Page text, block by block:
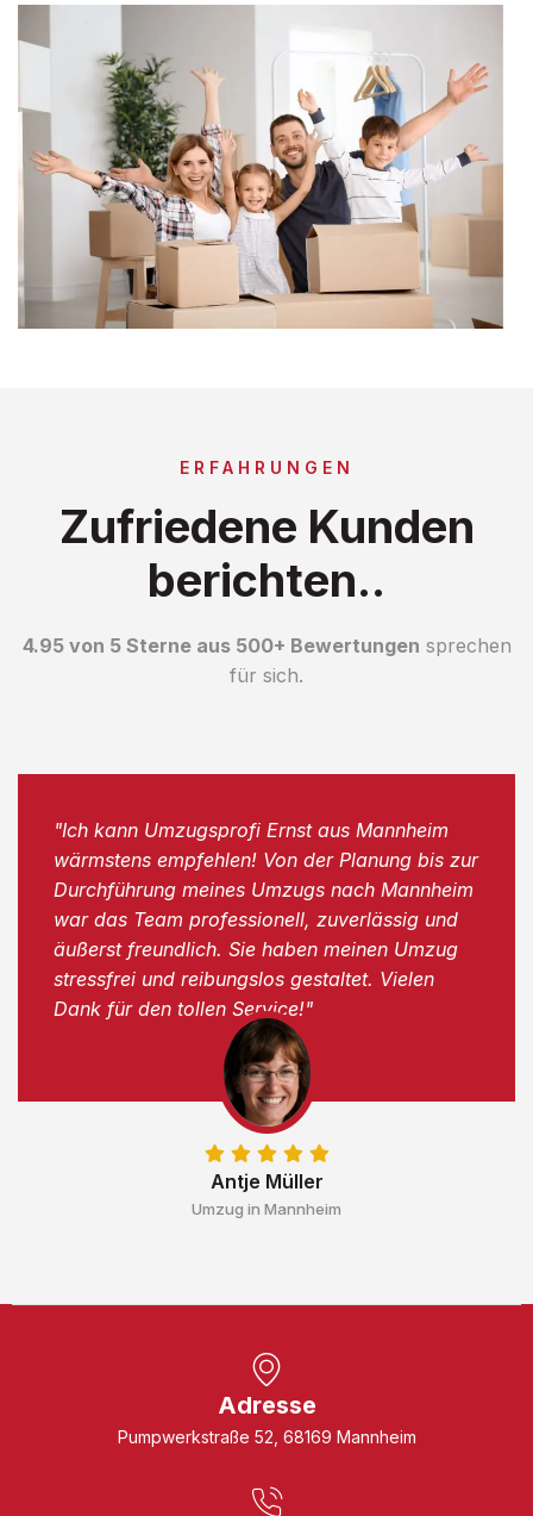
ERFAHRUNGEN
Zufriedene Kunden
berichten..
4.95 von 5 Sterne aus 500+ Bewertungen sprechen
für sich.
Antje Müller
Umzug in Mannheim
"Ich kann Umzugsprofi Ernst aus Mannheim
wärmstens empfehlen! Von der Planung bis zur
Durchführung meines Umzugs nach Mannheim
war das Team professionell, zuverlässig und
äußerst freundlich. Sie haben meinen Umzug
stressfrei und reibungslos gestaltet. Vielen
Dank für den tollen Service!"
Adresse
Pumpwerkstraße 52, 68169 Mannheim